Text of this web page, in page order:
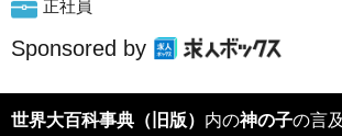
正社員
Sponsored by
世界大百科事典（旧版） 内の神の子の言及